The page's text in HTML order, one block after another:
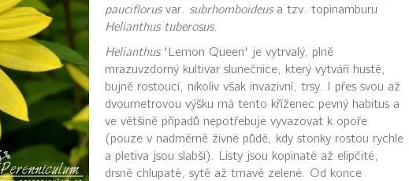
pauciflorusvar. subrhomboideusa tzv. topinamburu
Helianthus tuberosus.
Helianthus'Lemon Queen' je vytrvalý, plně
mrazuvzdorný kultivar slunečnice, který vytváří husté,
bujně rostoucí, nikoliv však invazivní, trsy. I přes svou až
dvoumetrovou výšku má tento kříženec pevný habitus a
ve většině případů nepotřebuje vyvazovat k opoře
(pouze v nadměrně živné půdě, kdy stonky rostou rychle
a pletiva jsou slabší). Listy jsou kopinaté až elipčité,
drsně chlupaté, sytě až tmavě zelené. Od konce